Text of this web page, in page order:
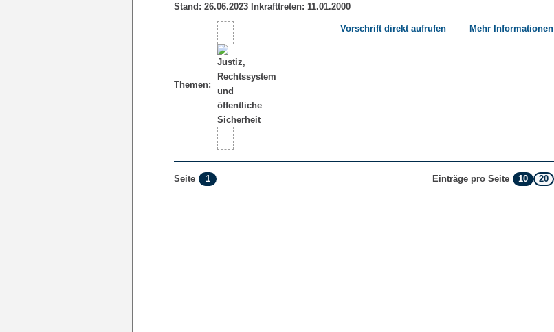
Stand: 26.06.2023 Inkrafttreten: 11.01.2000
Themen:
Vorschrift direkt aufrufen Mehr Informationen
Seite 1 Einträge pro Seite 10 20